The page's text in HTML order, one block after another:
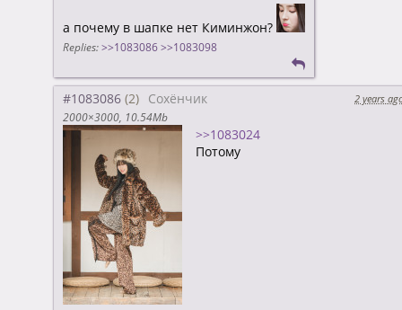
а почему в шапке нет Киминжон?
Replies: >>1083086 >>1083098
#1083086 Сохёнчик
2 years
2000×3000 10.54Mb
>>1083024
Потому